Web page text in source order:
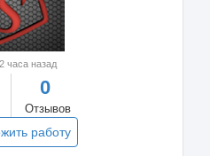
часа назад
0
Отзывов
работу